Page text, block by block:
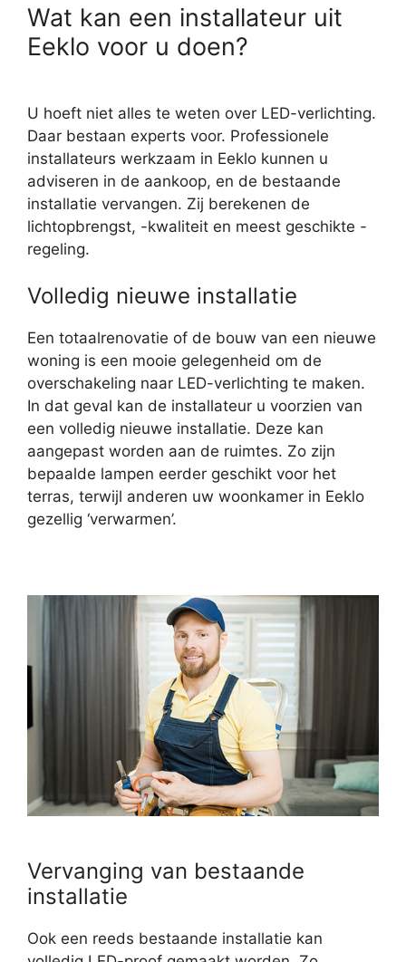
Wat kan een installateur uit
Eeklo voor u doen?
U hoeft niet alles te weten over LED-verlichting.
Daar bestaan experts voor. Professionele
installateurs werkzaam in Eeklo kunnen u
adviseren in de aankoop, en de bestaande
installatie vervangen. Zij berekenen de
lichtopbrengst, -kwaliteit en meest geschikte -
regeling.
Volledig nieuwe installatie
Een totaalrenovatie of de bouw van een nieuwe
woning is een mooie gelegenheid om de
overschakeling naar LED-verlichting te maken.
In dat geval kan de installateur u voorzien van
een volledig nieuwe installatie. Deze kan
aangepast worden aan de ruimtes. Zo zijn
bepaalde lampen eerder geschikt voor het
terras, terwijl anderen uw woonkamer in Eeklo
gezellig ‘verwarmen’.
Vervanging van bestaande
installatie
Ook een reeds bestaande installatie kan